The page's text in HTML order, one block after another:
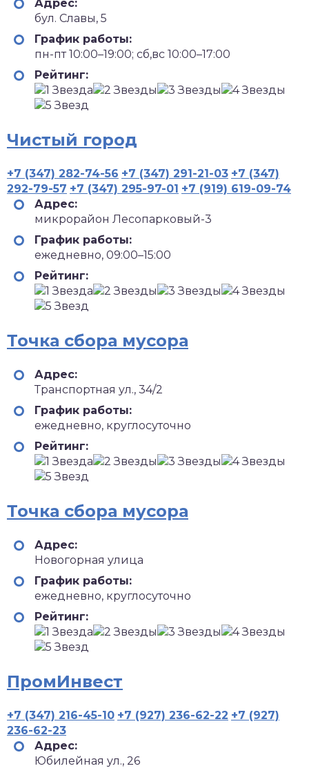
Адрес:
бул. Славы, 5
График работы:
пн-пт 10:00–19:00; сб,вс 10:00–17:00
Рейтинг:
Чистый город
+7 (347) 282-74-56 +7 (347) 291-21-03 +7 (347)
292-79-57 +7 (347) 295-97-01 +7 (919) 619-09-74
Адрес:
микрорайон Лесопарковый-3
График работы:
ежедневно, 09:00–15:00
Рейтинг:
Точка сбора мусора
Адрес:
Транспортная ул., 34/2
График работы:
ежедневно, круглосуточно
Рейтинг:
Точка сбора мусора
Адрес:
Новогорная улица
График работы:
ежедневно, круглосуточно
Рейтинг:
ПромИнвест
+7 (347) 216-45-10 +7 (927) 236-62-22 +7 (927)
236-62-23
Адрес:
Юбилейная ул., 26